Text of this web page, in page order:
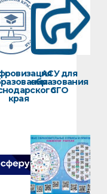
края
АСУ для
образования
СГО